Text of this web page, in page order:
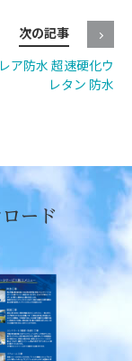
次の記事
ア防水 超速硬化ウ
レタン 防水
ード